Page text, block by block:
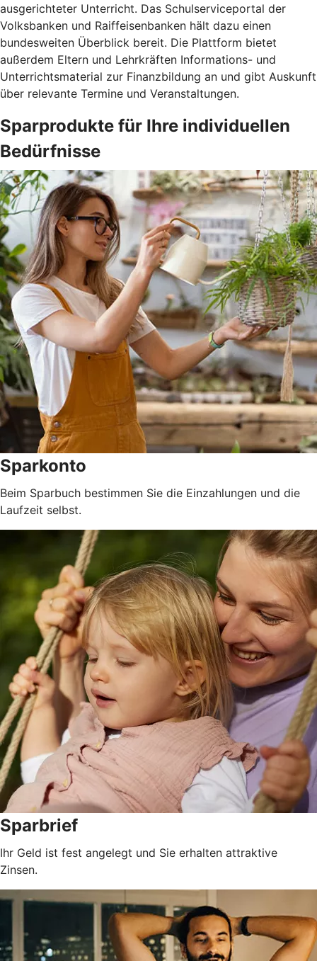
ausgerichteter Unterricht. Das Schulserviceportal der
Volksbanken und Raiffeisenbanken hält dazu einen
bundesweiten Überblick bereit. Die Plattform bietet
außerdem Eltern und Lehrkräften Informations- und
Unterrichtsmaterial zur Finanzbildung an und gibt Auskunft
über relevante Termine und Veranstaltungen.
Sparprodukte für Ihre individuellen
Bedürfnisse
Sparkonto
Beim Sparbuch bestimmen Sie die Einzahlungen und die
Laufzeit selbst.
Sparbrief
Ihr Geld ist fest angelegt und Sie erhalten attraktive
Zinsen.